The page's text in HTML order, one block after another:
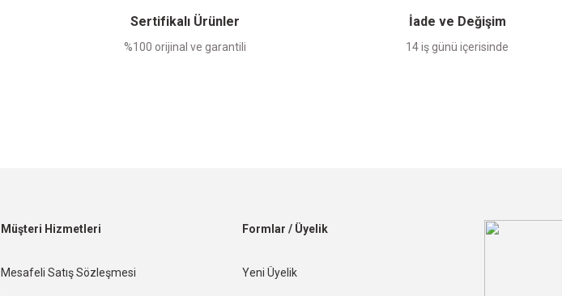
Sertifikalı Ürünler
%100 orijinal ve garantili
İade ve Değişim
14 iş günü içerisinde
Müşteri Hizmetleri
Mesafeli Satış Sözleşmesi
Formlar / Üyelik
Yeni Üyelik